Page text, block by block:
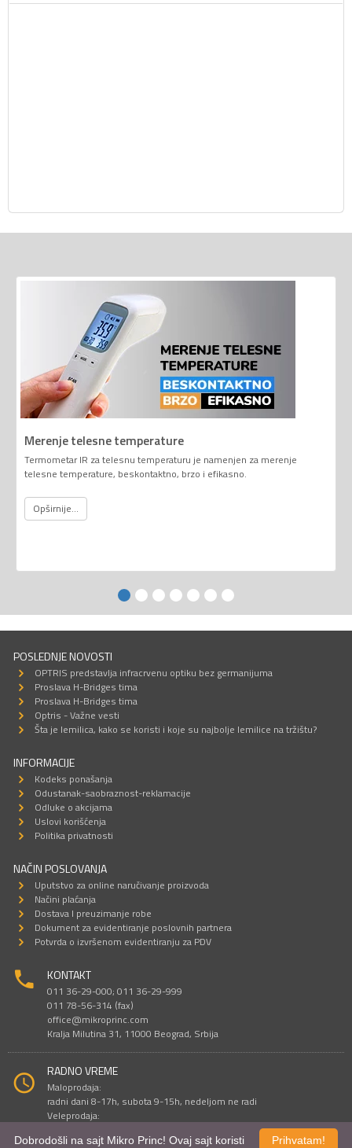
Merenje telesne temperature
Termometar IR za telesnu temperaturu je namenjen za merenje
telesne temperature, beskontaktno, brzo i efikasno.
Opširnije...
POSLEDNJE NOVOSTI
OPTRIS predstavlja infracrvenu optiku bez germanijuma
Proslava H-Bridges tima
Proslava H-Bridges tima
Optris - Važne vesti
Šta je lemilica, kako se koristi i koje su najbolje lemilice na tržištu?
INFORMACIJE
Kodeks ponašanja
Odustanak-saobraznost-reklamacije
Odluke o akcijama
Uslovi korišćenja
Politika privatnosti
NAČIN POSLOVANJA
Uputstvo za online naručivanje proizvoda
Načini plaćanja
Dostava I preuzimanje robe
Dokument za evidentiranje poslovnih partnera
Potvrda o izvršenom evidentiranju za PDV
KONTAKT
011 36-29-000; 011 36-29-999
011 78-56-314 (fax)
office@mikroprinc.com
Kralja Milutina 31, 11000 Beograd, Srbija
RADNO VREME
Maloprodaja:
radni dani 8-17h, subota 9-15h, nedeljom ne radi
Veleprodaja:
Prihvatam!
Dobrodošli na sajt Mikro Princ! Ovaj sajt koristi